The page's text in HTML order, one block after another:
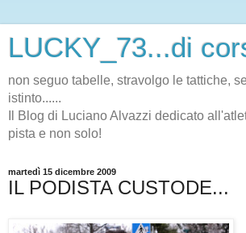
LUCKY_73...di
non seguo tabelle, stravolgo le tattiche,
istinto......
Il Blog di Luciano Alvazzi dedicato
pista e non solo!
martedì 15 dicembre 2009
IL PODISTA CUSTODE...